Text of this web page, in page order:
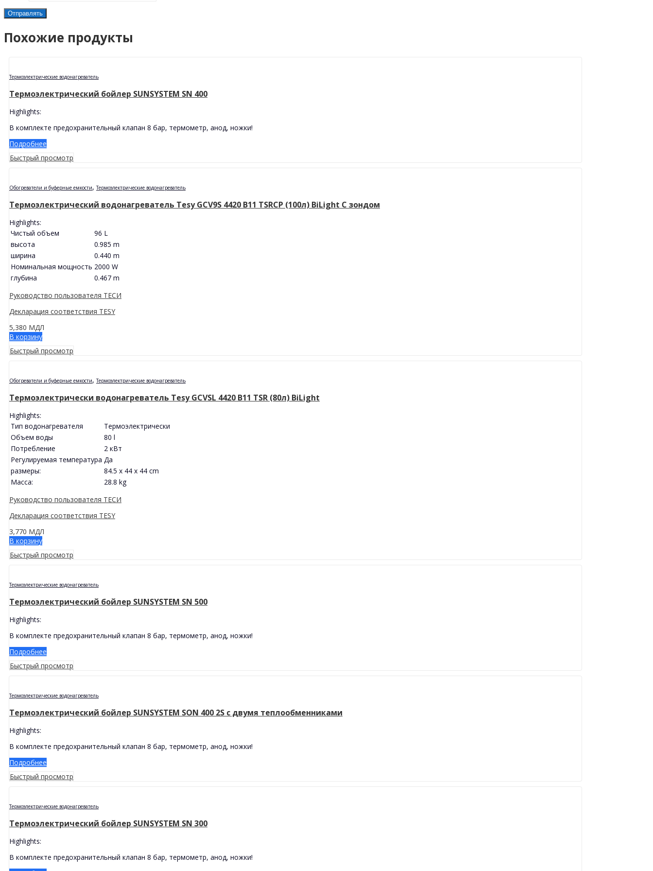
Похожие продукты
Термоэлектрические водонагреватель
Термоэлектрический бойлер SUNSYSTEM SN 400
Highlights:
В комплекте предохранительный клапан 8 бар, термометр, анод, ножки!
Подробнее
Быстрый просмотр
Обогреватели и буферные емкости,Термоэлектрические водонагреватель
Термоэлектрический водонагреватель Tesy GCV9S 4420 B11 TSRCP (100л) BiLight С зондом
Highlights:
Чистый объем
96 L
высота
0.985 m
ширина
0.440 m
Номинальная мощность 2000 W
глубина
0.467 m
Руководство пользователя ТЕСИ
Декларация соответствия TESY
5,380 МДЛ
В корзину
Быстрый просмотр
Обогреватели и буферные емкости,Термоэлектрические водонагреватель
Термоэлектрически водонагреватель Tesy GCVSL 4420 B11 TSR (80л) BiLight
Highlights:
Тип водонагревателя
Термоэлектрически
Объем воды
80 l
Потребление
2 кВт
Регулируемая температура Да
размеры:
84.5 x 44 x 44 cm
Масса:
28.8 kg
Руководство пользователя ТЕСИ
Декларация соответствия TESY
3,770 МДЛ
В корзину
Быстрый просмотр
Термоэлектрические водонагреватель
Термоэлектрический бойлер SUNSYSTEM SN 500
Highlights:
В комплекте предохранительный клапан 8 бар, термометр, анод, ножки!
Подробнее
Быстрый просмотр
Термоэлектрические водонагреватель
Термоэлектрический бойлер SUNSYSTEM SON 400 2S с двумя теплообменниками
Highlights:
В комплекте предохранительный клапан 8 бар, термометр, анод, ножки!
Подробнее
Быстрый просмотр
Термоэлектрические водонагреватель
Термоэлектрический бойлер SUNSYSTEM SN 300
Highlights:
В комплекте предохранительный клапан 8 бар, термометр, анод, ножки!